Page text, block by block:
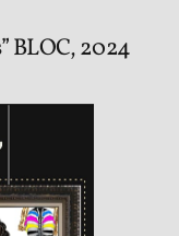
BLOC, 2024